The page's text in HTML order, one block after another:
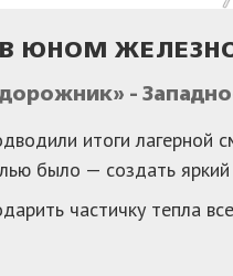
В ЮНОМ
-
итоги лагерной
было — создать
частичку тепла